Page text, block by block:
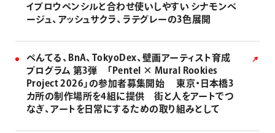
イブロウペンシルと合わせ使いしやすい シナモンベ
ージュ、アッシュサクラ、ラテグレーの3色展開
ぺんてる、BnA、TokyoDex、壁画アーティスト育成
プログラム 第3弾 「Pentel × Mural Rookies
Project 2026」の参加者募集開始 東京・日本橋3
カ所の制作場所を4組に提供 街と人をアートでつ
なぎ、アートを日常にするための取り組みとして